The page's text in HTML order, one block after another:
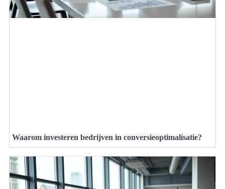
Waarom investeren bedrijven in conversieoptimalisatie?